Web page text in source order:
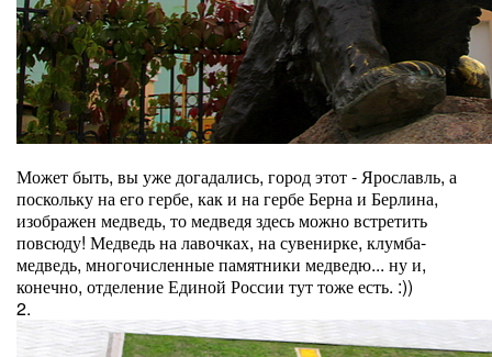
Может быть, вы уже догадались, город этот - Ярославль, а
поскольку на его гербе, как и на гербе Берна и Берлина,
изображен медведь, то медведя здесь можно встретить
повсюду! Медведь на лавочках, на сувенирке, клумба-
медведь, многочисленные памятники медведю... ну и,
конечно, отделение Единой России тут тоже есть. :))
2.